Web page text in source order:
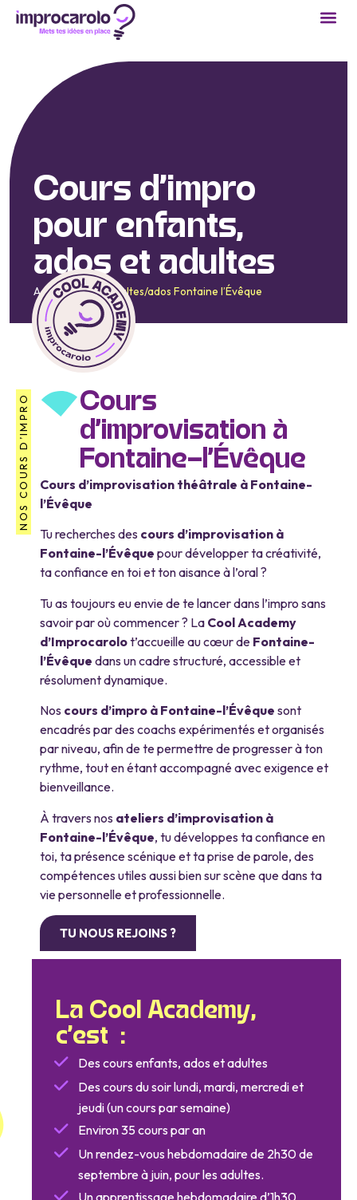
Cours d’impro
pour enfants,
ados et adultes
Accueil/Cours adultes/ados Fontaine l’Évêque
NOS COURS D’IMPRO
Cours
d’improvisation à
Fontaine-l’Évêque
Cours d’improvisation théâtrale à Fontaine-
l’Évêque
Tu recherches des cours d’improvisation à
Fontaine-l’Évêque pour développer ta créativité,
ta confiance en toi et ton aisance à l’oral ?
Tu as toujours eu envie de te lancer dans l’impro sans
savoir par où commencer ? La Cool Academy
d’Improcarolot’accueille au cœur de Fontaine-
l’Évêque dans un cadre structuré, accessible et
résolument dynamique.
Nos cours d’impro à Fontaine-l’Évêque sont
encadrés par des coachs expérimentés et organisés
par niveau, afin de te permettre de progresser à ton
rythme, tout en étant accompagné avec exigence et
bienveillance.
À travers nos ateliers d’improvisation à
Fontaine-l’Évêque, tu développes ta confiance en
toi, ta présence scénique et ta prise de parole, des
compétences utiles aussi bien sur scène que dans ta
vie personnelle et professionnelle.
TU NOUS REJOINS ?
La Cool Academy,
c’est :
Des cours enfants, ados et adultes
Des cours du soir lundi, mardi, mercredi et
jeudi (un cours par semaine)
Environ 35 cours par an
Un rendez-vous hebdomadaire de 2h30 de
septembre à juin, pour les adultes.
Un apprentissage hebdomadaire d’1h30